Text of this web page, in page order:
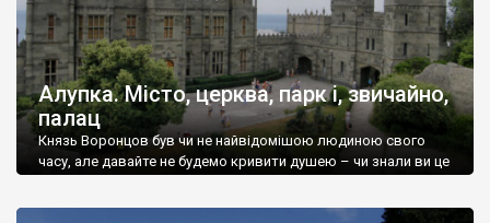
Алупка. Місто, церква, парк і, звичайно,
палац
Князь Воронцов був чи не найвідомішою людиною свого
часу, але давайте не будемо кривити душею – чи знали ви це